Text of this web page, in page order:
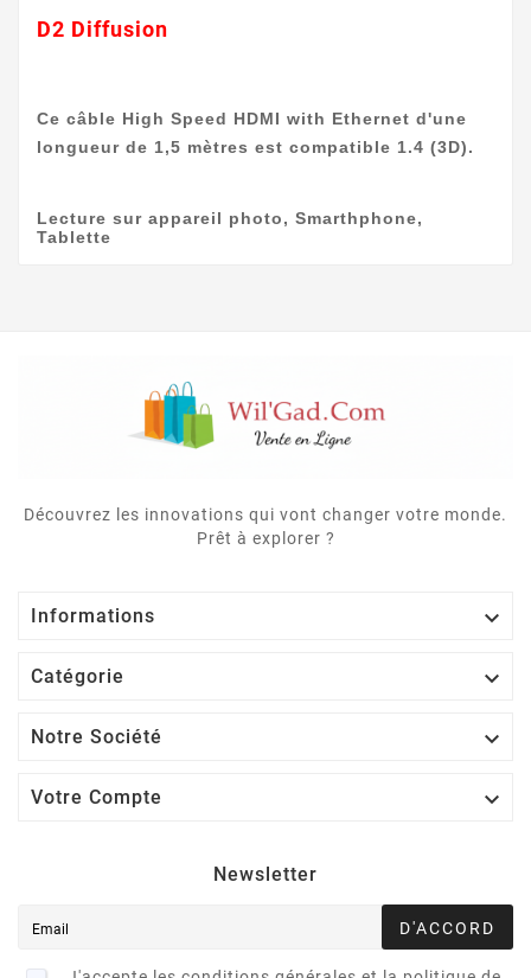
D2 Diffusion
Ce câble High Speed HDMI with Ethernet d'une
longueur de 1,5 mètres est compatible 1.4 (3D).
Lecture sur appareil photo, Smarthphone,
Tablette
Découvrez les innovations qui vont changer votre monde.
Prêt à explorer ?
Informations 
Catégorie 
Notre Société 
Votre Compte 
Newsletter
D'ACCORD